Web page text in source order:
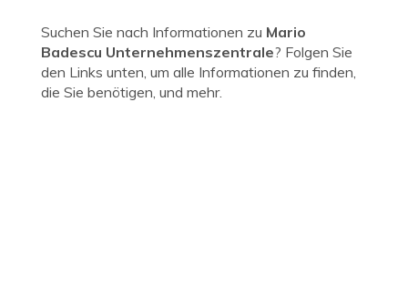
Suchen Sie nach Informationen zu Mario
Badescu Unternehmenszentrale? Folgen Sie
den Links unten, um alle Informationen zu finden,
die Sie benötigen, und mehr.